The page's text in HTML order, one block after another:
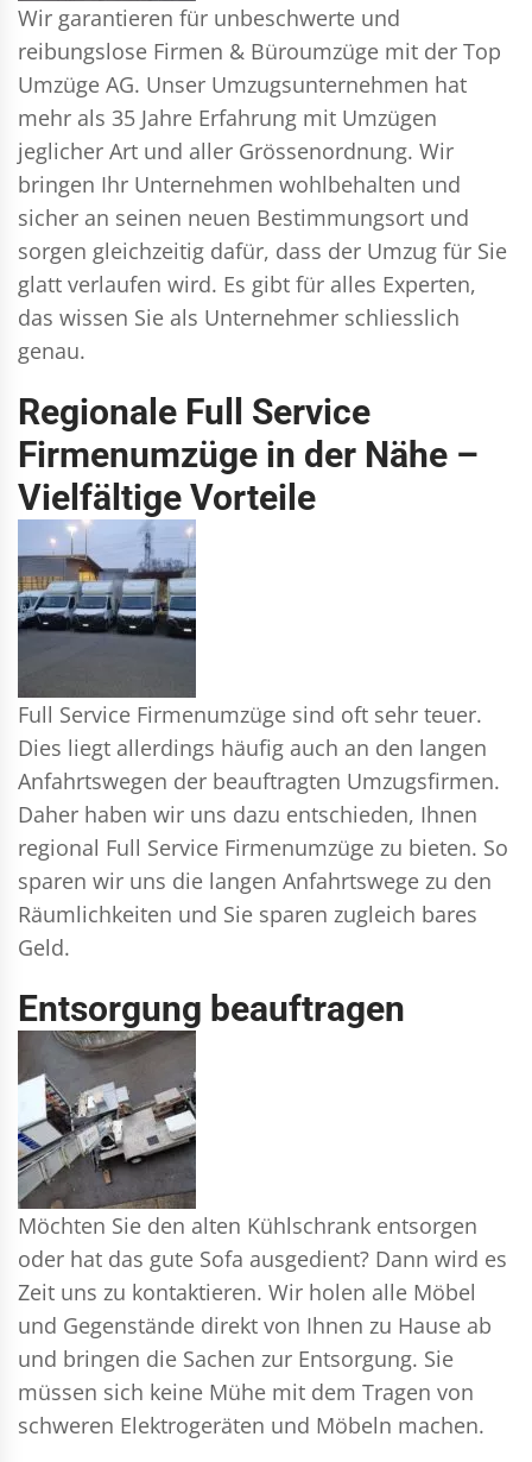
Wir garantieren für unbeschwerte und
reibungslose Firmen & Büroumzüge mit der Top
Umzüge AG. Unser Umzugsunternehmen hat
mehr als 35 Jahre Erfahrung mit Umzügen
jeglicher Art und aller Grössenordnung. Wir
bringen Ihr Unternehmen wohlbehalten und
sicher an seinen neuen Bestimmungsort und
sorgen gleichzeitig dafür, dass der Umzug für Sie
glatt verlaufen wird. Es gibt für alles Experten,
das wissen Sie als Unternehmer schliesslich
genau.
Regionale Full Service
Firmenumzüge in der Nähe –
Vielfältige Vorteile
Full Service Firmenumzüge sind oft sehr teuer.
Dies liegt allerdings häufig auch an den langen
Anfahrtswegen der beauftragten Umzugsfirmen.
Daher haben wir uns dazu entschieden, Ihnen
regional Full Service Firmenumzüge zu bieten. So
sparen wir uns die langen Anfahrtswege zu den
Räumlichkeiten und Sie sparen zugleich bares
Geld.
Entsorgung beauftragen
Möchten Sie den alten Kühlschrank entsorgen
oder hat das gute Sofa ausgedient? Dann wird es
Zeit uns zu kontaktieren. Wir holen alle Möbel
und Gegenstände direkt von Ihnen zu Hause ab
und bringen die Sachen zur Entsorgung. Sie
müssen sich keine Mühe mit dem Tragen von
schweren Elektrogeräten und Möbeln machen.